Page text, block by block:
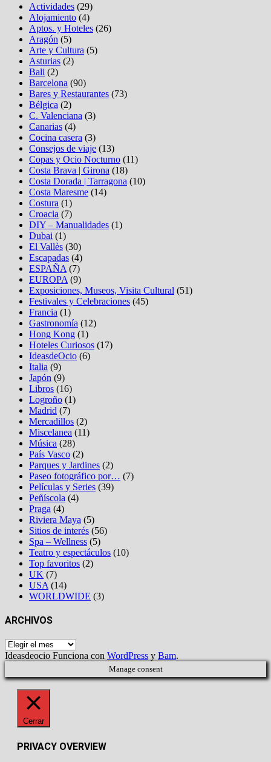
Actividades (29)
Alojamiento (4)
Aptos. y Hoteles (26)
Aragón (5)
Arte y Cultura (5)
Asturias (2)
Bali (2)
Barcelona (90)
Bares y Restaurantes (73)
Bélgica (2)
C. Valenciana (3)
Canarias (4)
Cocina casera (3)
Consejos de viaje (13)
Copas y Ocio Nocturno (11)
Costa Brava | Girona (18)
Costa Dorada | Tarragona (10)
Costa Maresme (14)
Costura (1)
Croacia (7)
DIY – Manualidades (1)
Dubai (1)
El Vallès (30)
Escapadas (4)
ESPAÑA (7)
EUROPA (9)
Exposiciones, Museos, Visita Cultural (51)
Festivales y Celebraciones (45)
Francia (1)
Gastronomía (12)
Hong Kong (1)
Hoteles Curiosos (17)
IdeasdeOcio (6)
Italia (9)
Japón (9)
Libros (16)
Logroño (1)
Madrid (7)
Mercadillos (2)
Miscelanea (11)
Música (28)
País Vasco (2)
Parques y Jardines (2)
Paseo fotográfico por… (7)
Películas y Series (39)
Peñíscola (4)
Praga (4)
Riviera Maya (5)
Sitios de interés (56)
Spa – Wellness (5)
Teatro y espectáculos (10)
Top favoritos (2)
UK (7)
USA (14)
WORLDWIDE (3)
ARCHIVOS
Archivos
Ideasdeocio Funciona con WordPress y Bam.
Manage consent
Cerrar
PRIVACY OVERVIEW